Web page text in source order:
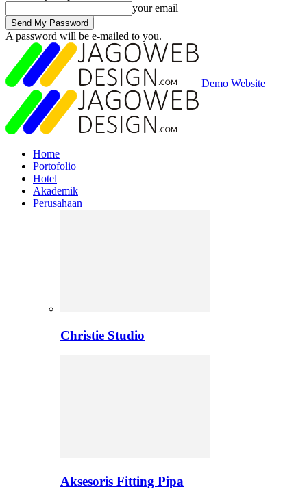
your email
A password will be e-mailed to you.
Demo Website
Home
Portofolio
Hotel
Akademik
Perusahaan
Christie Studio
Aksesoris Fitting Pipa